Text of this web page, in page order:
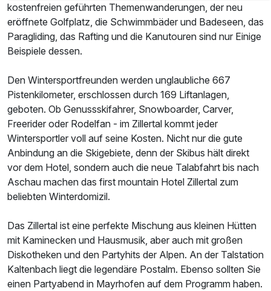
kostenfreien geführten Themenwanderungen, der neu
eröffnete Golfplatz, die Schwimmbäder und Badeseen, das
Paragliding, das Rafting und die Kanutouren sind nur Einige
Beispiele dessen.
Den Wintersportfreunden werden unglaubliche 667
Pistenkilometer, erschlossen durch 169 Liftanlagen,
geboten. Ob Genussskifahrer, Snowboarder, Carver,
Freerider oder Rodelfan - im Zillertal kommt jeder
Wintersportler voll auf seine Kosten. Nicht nur die gute
Anbindung an die Skigebiete, denn der Skibus hält direkt
vor dem Hotel, sondern auch die neue Talabfahrt bis nach
Aschau machen das first mountain Hotel Zillertal zum
beliebten Winterdomizil.
Das Zillertal ist eine perfekte Mischung aus kleinen Hütten
mit Kaminecken und Hausmusik, aber auch mit großen
Diskotheken und den Partyhits der Alpen. An der Talstation
Kaltenbach liegt die legendäre Postalm. Ebenso sollten Sie
einen Partyabend in Mayrhofen auf dem Programm haben.